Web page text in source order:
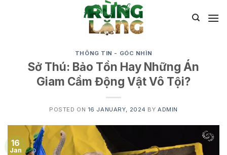
THÔNG TIN - GÓC NHÌN
Sở Thú: Bảo Tồn Hay Những Án
Giam Cầm Động Vật Vô Tội?
POSTED ON 16 JANUARY, 2024 BY ADMIN
16
Jan